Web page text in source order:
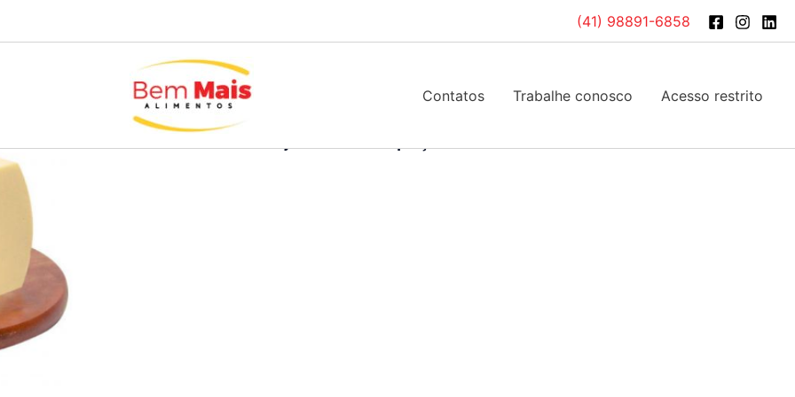
(41) 98891-6858
Contatos Trabalhe conosco Acesso restrito
Bares e Pubs Lanchonetes e cantinas,Laticínios,Padarias e